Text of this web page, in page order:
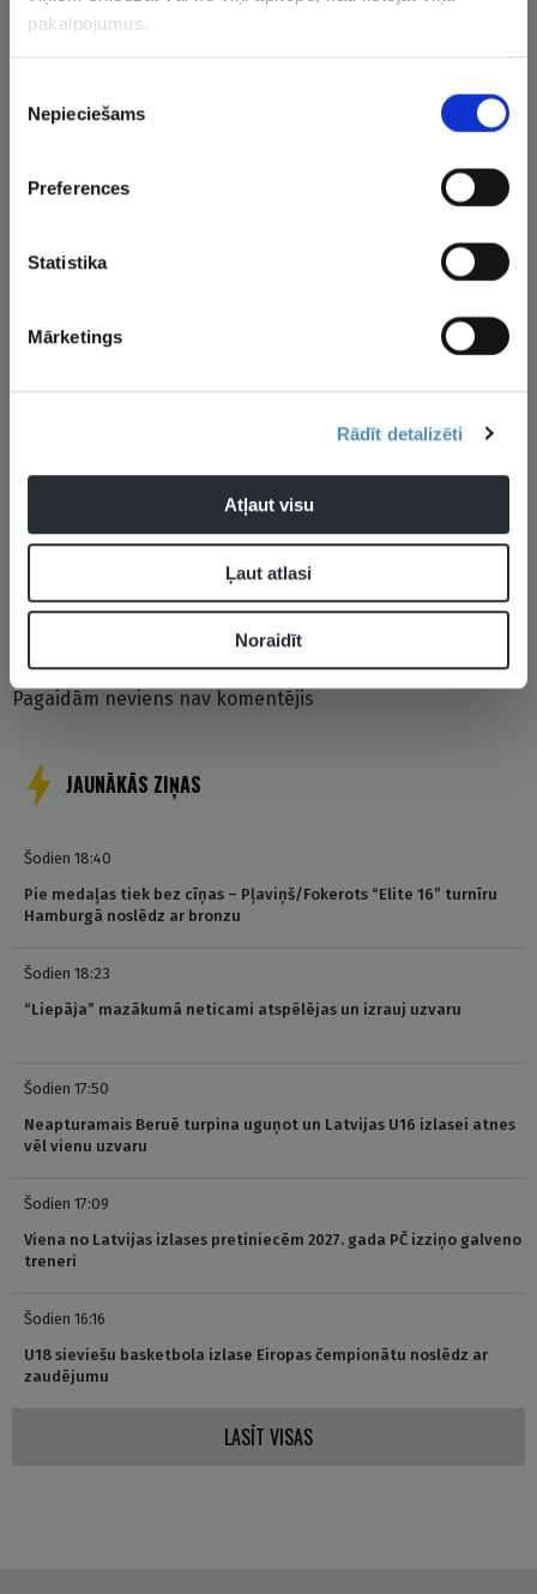
pakalpojumus.
izvēle
Nepieciešams
Preferences
Statistika
Mārketings
Rādīt detalizēti
Atļaut visu
Ļaut atlasi
Noraidīt
Latvijas U16 izlasei
Lasmanis
Pievienot komentāru
Pagaidām neviens nav komentējis
JAUNĀKĀS ZIŅAS
Šodien 18:40
Pie medaļas tiek bez cīņas – Pļaviņš/Fokerots “Elite 16” turnīru
Hamburgā noslēdz ar bronzu
Šodien 18:23
“Liepāja” mazākumā neticami atspēlējas un izrauj uzvaru
Šodien 17:50
Neapturamais Beruē turpina uguņot un Latvijas U16 izlasei atnes
vēl vienu uzvaru
Šodien 17:09
Viena no Latvijas izlases pretiniecēm 2027. gada PČ izziņo galveno
treneri
Šodien 16:16
U18 sieviešu basketbola izlase Eiropas čempionātu noslēdz ar
zaudējumu
LASĪT VISAS